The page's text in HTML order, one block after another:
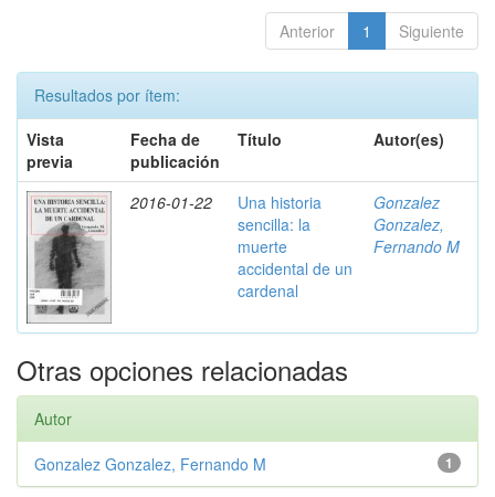
Anterior 1 Siguiente
Resultados por ítem:
Vista
previa
Fecha de
publicación
Título Autor(es)
2016-01-22
Una historia
sencilla: la
muerte
accidental de un
cardenal
Gonzalez
Gonzalez,
Fernando M
Otras opciones relacionadas
Autor
1
Gonzalez Gonzalez, Fernando M